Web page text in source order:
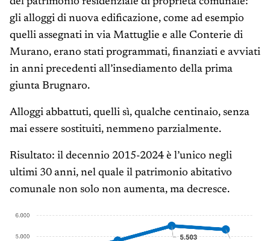
gli alloggi di nuova edificazione, come ad esempio
quelli assegnati in via Mattuglie e alle Conterie di
Murano, erano stati programmati, finanziati e avviati
in anni precedenti all’insediamento della prima
giunta Brugnaro.
Alloggi abbattuti, quelli sì, qualche centinaio, senza
mai essere sostituiti, nemmeno parzialmente.
Risultato: il decennio 2015-2024 è l’unico negli
ultimi 30 anni, nel quale il patrimonio abitativo
comunale non solo non aumenta, ma decresce.